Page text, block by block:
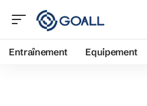
Entraînement Equipement